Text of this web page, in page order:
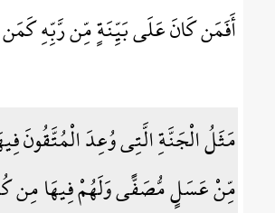
أَفَمَن كَانَ عَلَى بَيِّنَةٍ مِّن رَّبِّهِ
مَثَلُ الْجَنَّةِ الَّتِي وُعِدَ الْمُتَّقُونَ
مِّنْ عَسَلٍ مُّصَفًّى وَلَهُمْ فِيهَا مِن